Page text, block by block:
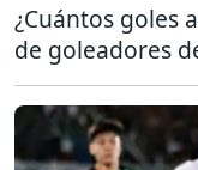
¿Cuántos goles
de goleadores